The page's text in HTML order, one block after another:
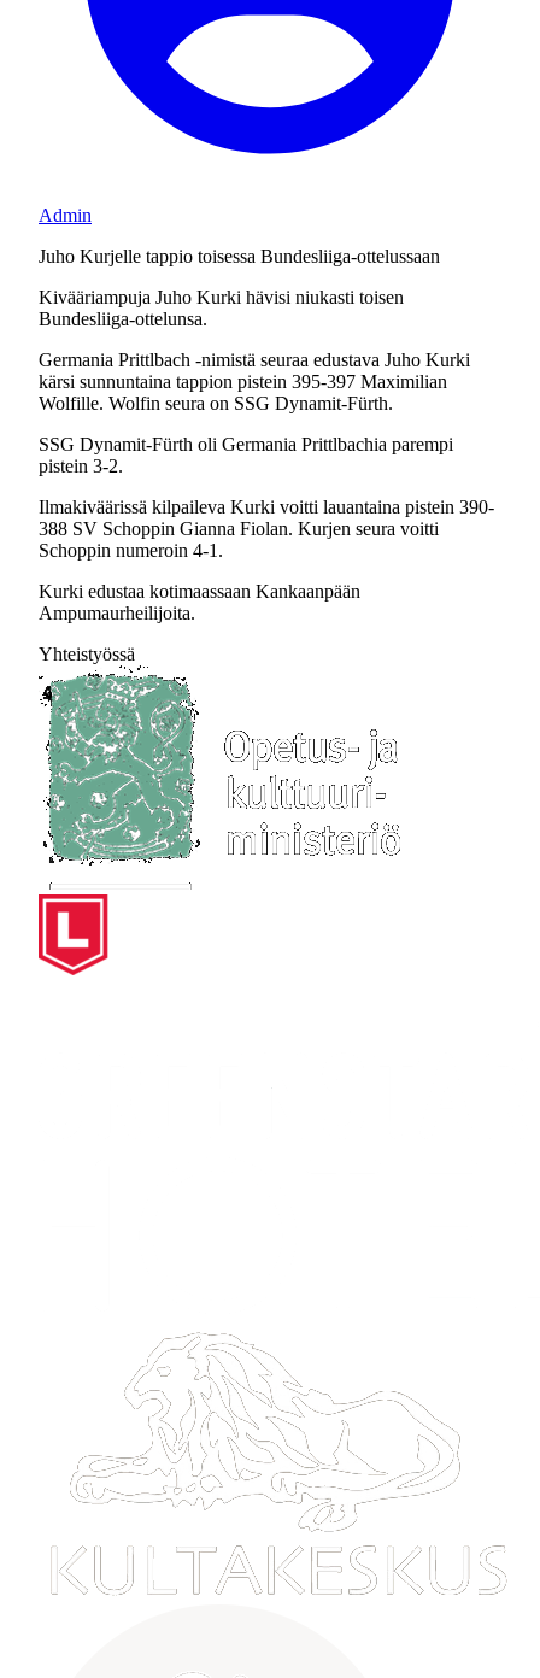
Admin
Juho Kurjelle tappio toisessa Bundesliiga-ottelussaan
Kivääriampuja Juho Kurki hävisi niukasti toisen
Bundesliiga-ottelunsa.
Germania Prittlbach -nimistä seuraa edustava Juho Kurki
kärsi sunnuntaina tappion pistein 395-397 Maximilian
Wolfille. Wolfin seura on SSG Dynamit-Fürth.
SSG Dynamit-Fürth oli Germania Prittlbachia parempi
pistein 3-2.
Ilmakiväärissä kilpaileva Kurki voitti lauantaina pistein 390-
388 SV Schoppin Gianna Fiolan. Kurjen seura voitti
Schoppin numeroin 4-1.
Kurki edustaa kotimaassaan Kankaanpään
Ampumaurheilijoita.
Yhteistyössä